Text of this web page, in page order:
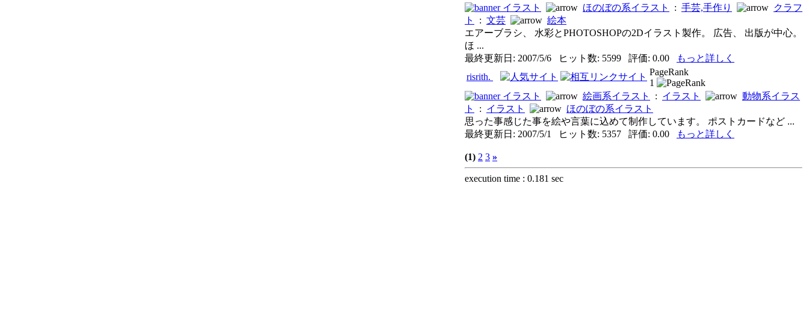
イラスト
ほのぼの系イラスト : 手芸,手作り
クラフ
ト
: 文芸
絵本
エアーブラシ、 水彩とPHOTOSHOPの2Dイラスト製作。 広告、 出版が中心。
ほ ...
最終更新日: 2007/5/6 ヒット数: 5599 評価: 0.00
もっと詳しく
risrith.
PageRank
1
イラスト
絵画系イラスト : イラスト
動物系イラス
ト
: イラスト
ほのぼの系イラスト
思った事感じた事を絵や言葉に込めて制作しています。 ポストカードなど ...
最終更新日: 2007/5/1 ヒット数: 5357 評価: 0.00
もっと詳しく
(1) 2 3 »
execution time : 0.181 sec